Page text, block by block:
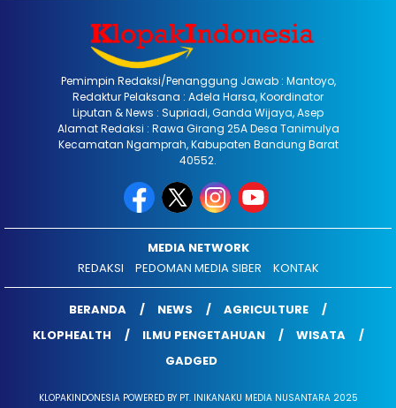
Pemimpin Redaksi/Penanggung Jawab : Mantoyo,
Redaktur Pelaksana : Adela Harsa, Koordinator
Liputan & News : Supriadi, Ganda Wijaya, Asep
Alamat Redaksi : Rawa Girang 25A Desa Tanimulya
Kecamatan Ngamprah, Kabupaten Bandung Barat
40552.
MEDIA NETWORK
REDAKSI
PEDOMAN MEDIA SIBER KONTAK
BERANDA NEWS
AGRICULTURE
KLOPHEALTH
ILMU PENGETAHUAN
WISATA
GADGED
KLOPAKINDONESIA POWERED BY PT. INIKANAKU MEDIA NUSANTARA 2025